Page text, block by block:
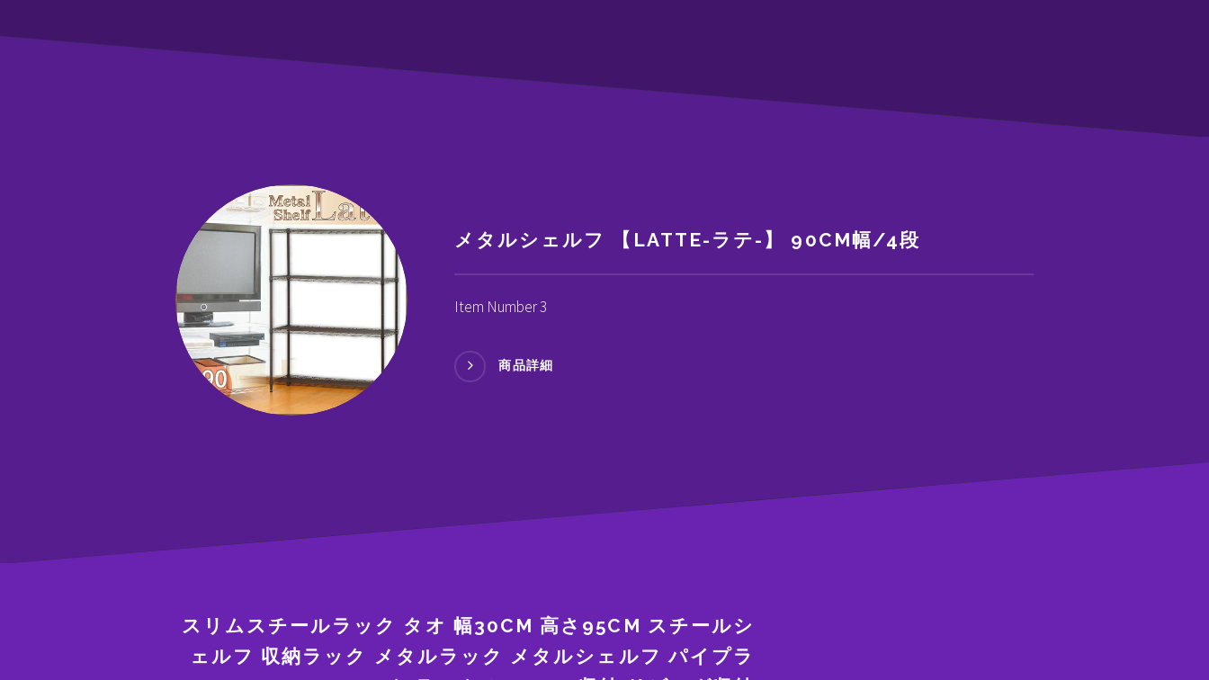
メタルシェルフ 【LATTE-ラテ-】 90CM幅/4段
Item Number 3
商品詳細
スリムスチールラック タオ 幅30CM 高さ95CM スチールシ
ェルフ 収納ラック メタルラック メタルシェルフ パイプラ